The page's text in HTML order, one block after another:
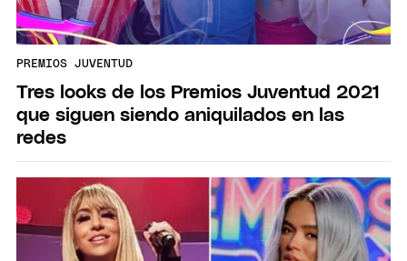
PREMIOS JUVENTUD
Tres looks de los Premios Juventud 2021
que siguen siendo aniquilados en las
redes